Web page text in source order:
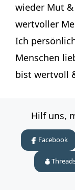
wieder Mut
wertvoller
Ich
Menschen
bist wertvoll
Hilf uns,
Facebook